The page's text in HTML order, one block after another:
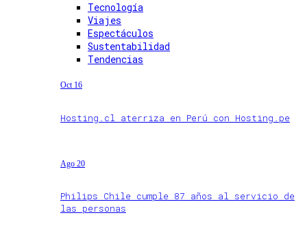
Tecnología
Viajes
Espectáculos
Sustentabilidad
Tendencias
Oct 16
Hosting.cl aterriza en Perú con Hosting.pe
Ago 20
Philips Chile cumple 87 años al servicio de
las personas